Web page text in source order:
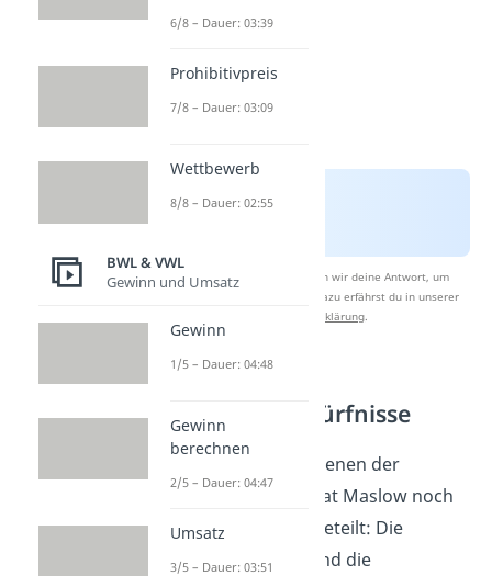
Nach Beantwortung speichern wir deine Antwort, um
Studyflix zu verbessern. Mehr dazu erfährst du in unserer
Datenschutzerklärung.
Defizit- und
Wachstumsbedürfnisse
Die verschiedenen Ebenen der
Bedürfnispyramide hat Maslow noch
in
zwei Gruppen
eingeteilt: Die
Defizitbedürfnisse
und die
6/8 – Dauer: 03:39
Prohibitivpreis
7/8 – Dauer: 03:09
Wettbewerb
8/8 – Dauer: 02:55
BWL & VWL
Gewinn und Umsatz
Gewinn
1/5 – Dauer: 04:48
Gewinn
berechnen
2/5 – Dauer: 04:47
Umsatz
3/5 – Dauer: 03:51